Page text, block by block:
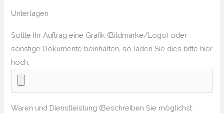
Unterlagen
Sollte Ihr Auftrag eine Grafik (Bildmarke/Logo) oder
sonstige Dokumente beinhalten, so laden Sie dies bitte hier
hoch:
Waren und Dienstleistung (Beschreiben Sie möglichst